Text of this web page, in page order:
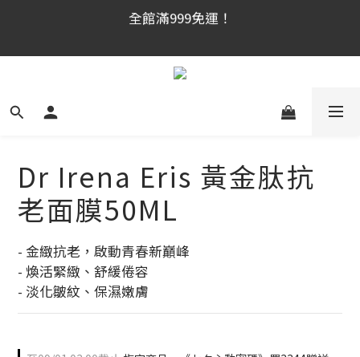
官網新會員首購享$300購物金！（註冊180天内有效，
官網新會員首購享$300購物金！（註冊180天内有效，
全館滿999免運！
Dr Irena Eris 黃金肽抗
老面膜50ML
- 金緻抗老，啟動青春新巔峰
- 煥活緊緻、舒緩倦容
- 淡化皺紋、保濕嫩膚